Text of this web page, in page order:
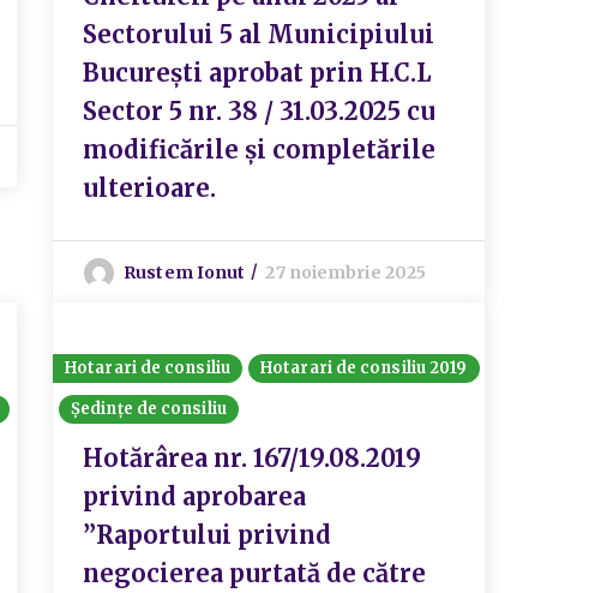
Sectorului 5 al Municipiului
București aprobat prin H.C.L
Sector 5 nr. 38 / 31.03.2025 cu
modificările și completările
ulterioare.
Rustem Ionut 27 noiembrie 2025
Hotarari de consiliu
Hotarari de consiliu 2019
Ședințe de consiliu
Hotărârea nr. 167/19.08.2019
privind aprobarea
”Raportului privind
negocierea purtată de către